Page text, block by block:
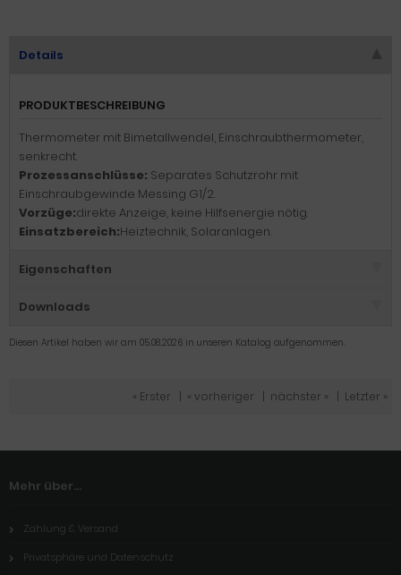
Details
PRODUKTBESCHREIBUNG
Thermometer mit Bimetallwendel, Einschraubthermometer,
senkrecht.
Prozessanschlüsse: Separates Schutzrohr mit
Einschraubgewinde Messing G1/2.
Vorzüge:direkte Anzeige, keine Hilfsenergie nötig.
Einsatzbereich:Heiztechnik, Solaranlagen.
Eigenschaften
Downloads
Diesen Artikel haben wir am 05.08.2026 in unseren Katalog aufgenommen.
« Erster « vorheriger nächster » Letzter »
Mehr über...
Zahlung & Versand
Privatsphäre und Datenschutz